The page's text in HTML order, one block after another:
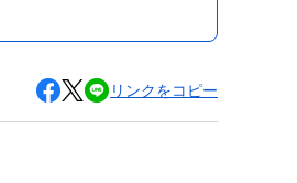
リンクをコピー